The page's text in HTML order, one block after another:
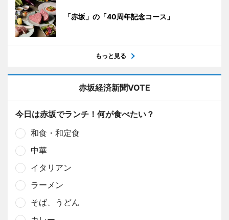
「赤坂」の「40周年記念コース」
もっと見る
赤坂経済新聞VOTE
今日は赤坂でランチ！何が食べたい？
和食・和定食
中華
イタリアン
ラーメン
そば、うどん